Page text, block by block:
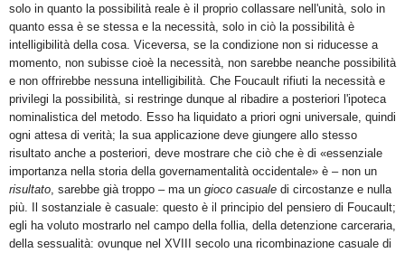
solo in quanto la possibilità reale è il proprio collassare nell'unità, solo in
quanto essa è se stessa e la necessità, solo in ciò la possibilità è
intelligibilità della cosa. Viceversa, se la condizione non si riducesse a
momento, non subisse cioè la necessità, non sarebbe neanche possibilità
e non offrirebbe nessuna intelligibilità. Che Foucault rifiuti la necessità e
privilegi la possibilità, si restringe dunque al ribadire a posteriori l'ipoteca
nominalistica del metodo. Esso ha liquidato a priori ogni universale, quindi
ogni attesa di verità; la sua applicazione deve giungere allo stesso
risultato anche a posteriori, deve mostrare che ciò che è di «essenziale
importanza nella storia della governamentalità occidentale» è – non un
risultato , sarebbe già troppo – ma un gioco casuale di circostanze e nulla
più. Il sostanziale è casuale: questo è il principio del pensiero di Foucault;
egli ha voluto mostrarlo nel campo della follia, della detenzione carceraria,
della sessualità: ovunque nel XVIII secolo una ricombinazione casuale di